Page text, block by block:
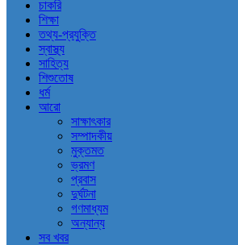
চাকরি
শিক্ষা
তথ্য-প্রযুক্তি
স্বাস্থ্য
সাহিত্য
শিশুতোষ
ধর্ম
আরো
সাক্ষাৎকার
সম্পাদকীয়
মুক্তমত
ভ্রমণ
প্রবাস
দুর্ঘটনা
গণমাধ্যম
অন্যান্য
সব খবর